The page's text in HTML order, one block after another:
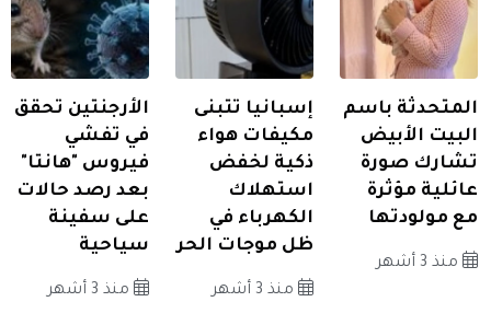
المتحدثة باسم
البيت الأبيض
تشارك صورة
عائلية مؤثرة
مع مولودتها
منذ 3 أشهر
إسبانيا تتبنى
مكيفات هواء
ذكية لخفض
استهلاك
الكهرباء في
ظل موجات الحر
منذ 3 أشهر
الأرجنتين تحقق
في تفشي
فيروس "هانتا"
بعد رصد حالات
على سفينة
سياحية
منذ 3 أشهر